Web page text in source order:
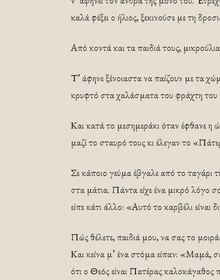
καλά φέξει ο ήλιος, ξεκινούσε με τη
Από κοντά και τα παιδιά τους,
Τ’ άφηνε ξένοιαστα να παίζουν με τα
κρυφτό στα χαλάσματα του φράχτη του
Και κατά το μεσημεράκι όταν έφθανε η
μαζί το σταυρό τους κι έλεγαν το
Σε κάποιο γεύμα έβγαλε από το ταγάρι
στα μάτια. Πάντα είχε ένα μικρό λόγο
είπε κάτι άλλο: «Αυτό το καρβέλι είναι
Πώς θέλετε, παιδιά μου, να σας το
Και κείνα μ’ ένα στόμα είπαν: «Μαμά,
ότι ο Θεός είναι Πατέρας καλοκάγαθος